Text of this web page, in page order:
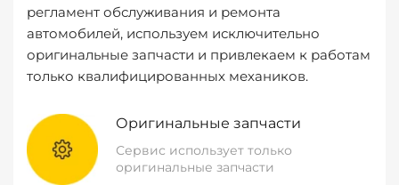
регламент обслуживания и ремонта
автомобилей, используем исключительно
оригинальные запчасти и привлекаем к работам
только квалифицированных механиков.
Оригинальные запчасти
Сервис использует только
оригинальные запчасти